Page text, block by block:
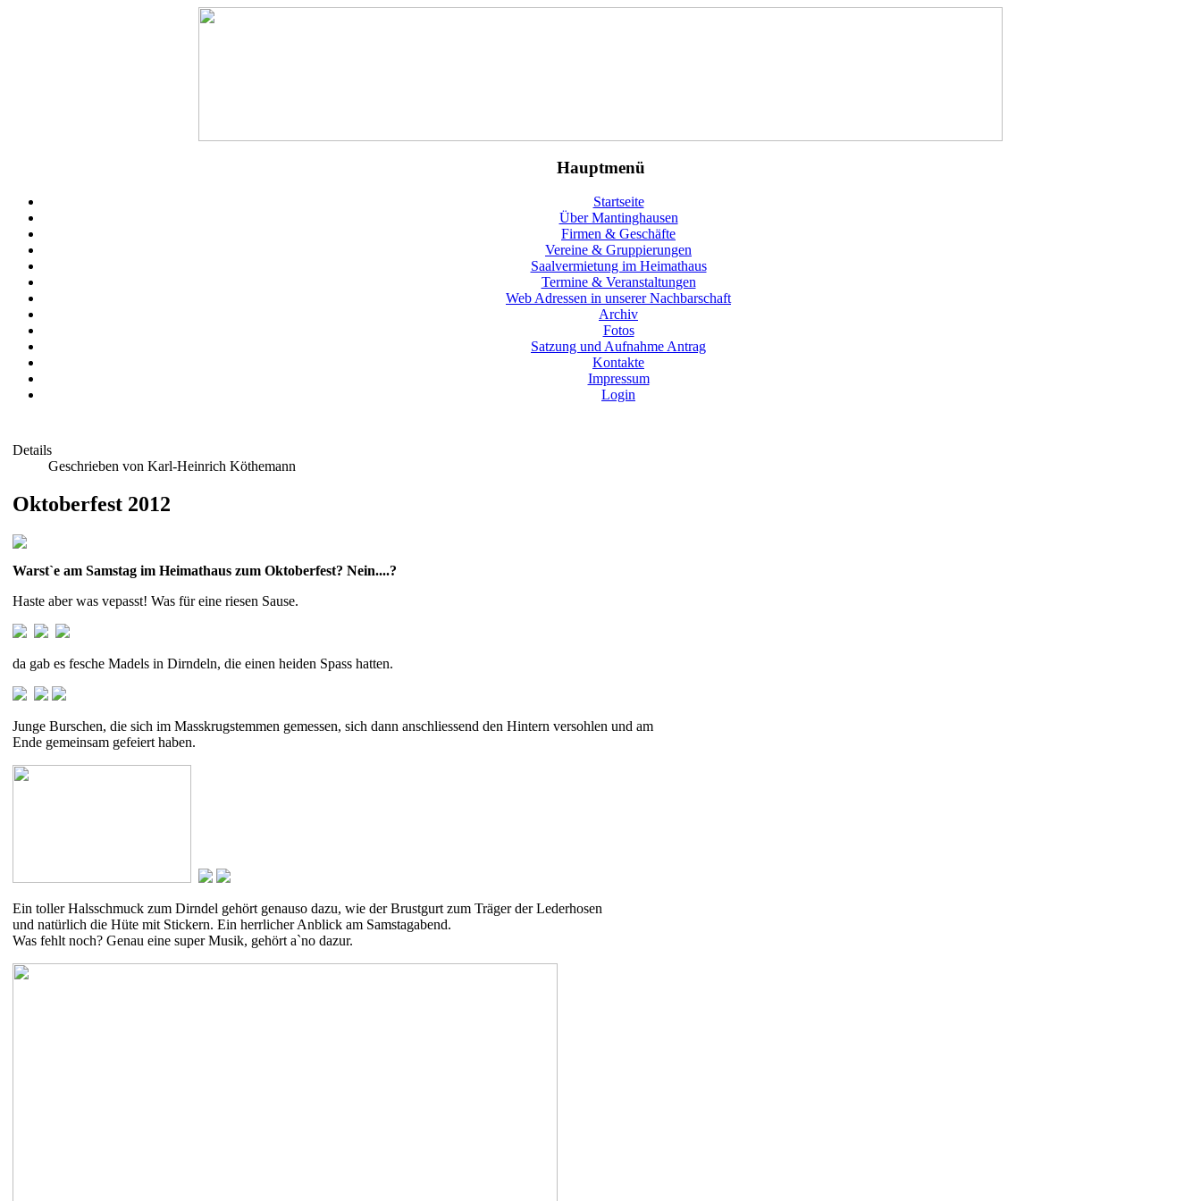
Hauptmenü
Startseite
Über Mantinghausen
Firmen & Geschäfte
Vereine & Gruppierungen
Saalvermietung im Heimathaus
Termine & Veranstaltungen
Web Adressen in unserer Nachbarschaft
Archiv
Fotos
Satzung und Aufnahme Antrag
Kontakte
Impressum
Login
Details
Geschrieben von Karl-Heinrich Köthemann
Oktoberfest 2012
Warst`e am Samstag im Heimathaus zum Oktoberfest? Nein....?
Haste aber was vepasst! Was für eine riesen Sause.
da gab es fesche Madels in Dirndeln, die einen heiden Spass hatten.
Junge Burschen, die sich im Masskrugstemmen gemessen, sich dann anschliessend den Hintern versohlen und am
Ende gemeinsam gefeiert haben.
Ein toller Halsschmuck zum Dirndel gehört genauso dazu, wie der Brustgurt zum Träger der Lederhosen
und natürlich die Hüte mit Stickern. Ein herrlicher Anblick am Samstagabend.
Was fehlt noch? Genau eine super Musik, gehört a`no dazur.